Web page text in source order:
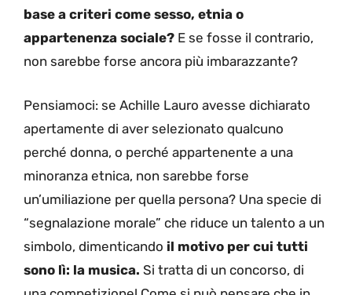
base a criteri come sesso, etnia o
appartenenza sociale? E se fosse il contrario,
non sarebbe forse ancora più imbarazzante?
Pensiamoci: se Achille Lauro avesse dichiarato
apertamente di aver selezionato qualcuno
perché donna, o perché appartenente a una
minoranza etnica, non sarebbe forse
un’umiliazione per quella persona? Una specie di
“segnalazione morale” che riduce un talento a un
simbolo, dimenticando il motivo per cui tutti
sono lì: la musica. Si tratta di un concorso, di